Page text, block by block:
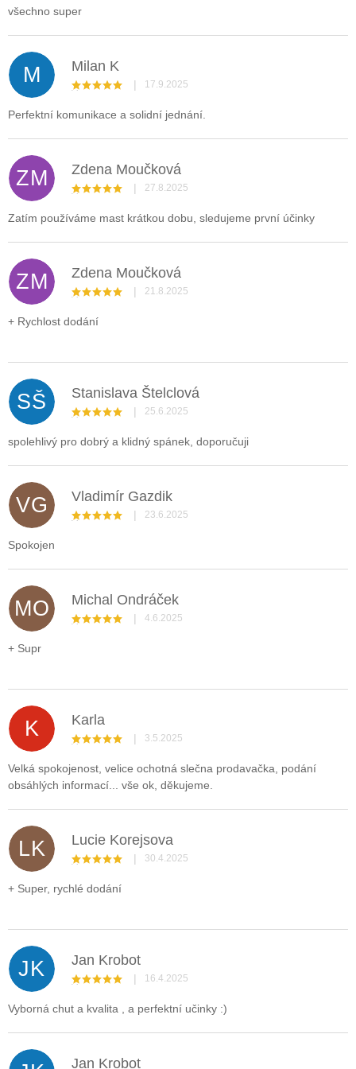
všechno super
M Milan K
Hodnocení obchodu je 5 z 5 hvězdiček.
| 17.9.2025
Perfektní komunikace a solidní jednání.
ZM Zdena Moučková
Hodnocení obchodu je 5 z 5 hvězdiček.
| 27.8.2025
Zatím používáme mast krátkou dobu, sledujeme první účinky
ZM Zdena Moučková
Hodnocení obchodu je 5 z 5 hvězdiček.
| 21.8.2025
+ Rychlost dodání
SŠ Stanislava Štelclová
Hodnocení obchodu je 5 z 5 hvězdiček.
| 25.6.2025
spolehlivý pro dobrý a klidný spánek, doporučuji
VG Vladimír Gazdik
Hodnocení obchodu je 5 z 5 hvězdiček.
| 23.6.2025
Spokojen
MO Michal Ondráček
Hodnocení obchodu je 5 z 5 hvězdiček.
| 4.6.2025
+ Supr
K Karla
Hodnocení obchodu je 5 z 5 hvězdiček.
| 3.5.2025
Velká spokojenost, velice ochotná slečna prodavačka, podání
obsáhlých informací... vše ok, děkujeme.
LK Lucie Korejsova
Hodnocení obchodu je 5 z 5 hvězdiček.
| 30.4.2025
+ Super, rychlé dodání
JK Jan Krobot
Hodnocení obchodu je 5 z 5 hvězdiček.
| 16.4.2025
Vyborná chut a kvalita , a perfektní učinky :)
Jan Krobot